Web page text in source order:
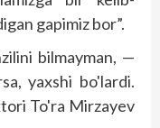
gapimiz bor”.
bilmayman, —
yaxshi bo'lardi.
To'ra Mirzayev